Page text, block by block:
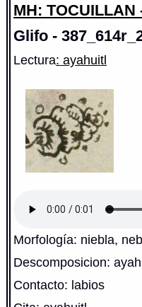
MH: TOCUILLAN
Glifo -
Lectura: ayahuitl
Morfología: niebla,
Descomposicion:
Contacto: labios